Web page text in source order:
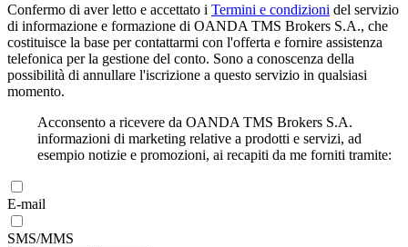
Confermo di aver letto e accettato i Termini e condizioni del servizio
di informazione e formazione di OANDA TMS Brokers S.A., che
costituisce la base per contattarmi con l'offerta e fornire assistenza
telefonica per la gestione del conto. Sono a conoscenza della
possibilità di annullare l'iscrizione a questo servizio in qualsiasi
momento.
Acconsento a ricevere da OANDA TMS Brokers S.A.
informazioni di marketing relative a prodotti e servizi, ad
esempio notizie e promozioni, ai recapiti da me forniti tramite:
E-mail
SMS/MMS